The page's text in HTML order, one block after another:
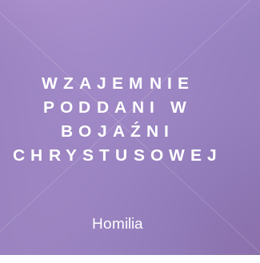
WZAJEMNIE
PODDANI W
BOJAŹNI
CHRYSTUSOWEJ
Homilia